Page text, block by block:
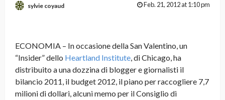
sylvie coyaud Feb. 21, 2012 at 1:10 pm
ECONOMIA – In occasione della San Valentino, un
“Insider” dello Heartland Institute, di Chicago, ha
distribuito a una dozzina di blogger e giornalisti il
bilancio 2011, il budget 2012, il piano per raccogliere 7,7
milioni di dollari, alcuni memo per il Consiglio di